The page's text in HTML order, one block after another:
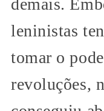
demais.
leninistas
tomar o
revoluções,